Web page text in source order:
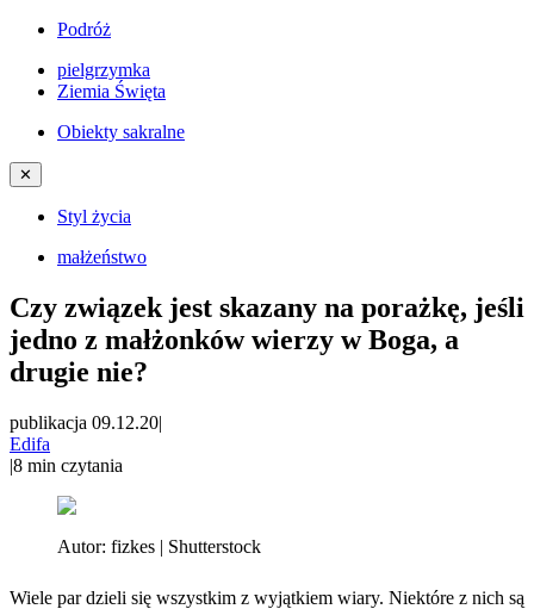
Podróż
pielgrzymka
Ziemia Święta
Obiekty sakralne
✕
Styl życia
małżeństwo
Czy związek jest skazany na porażkę, jeśli
jedno z małżonków wierzy w Boga, a
drugie nie?
publikacja 09.12.20|
Edifa
|8 min czytania
Autor: fizkes | Shutterstock
Wiele par dzieli się wszystkim z wyjątkiem wiary. Niektóre z nich są